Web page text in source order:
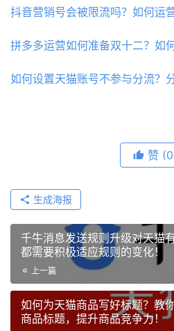
抖音营销号会被限流吗？如何运
拼多多运营如何准备双十二？如
如何设置天猫账号不参与分流？
赞
生成海报
千牛消息发送规则升级对天猫
都需要积极适应规则的变化！
上一篇
如何为天猫商品写好标题？教
商品标题，提升商品竞争力！